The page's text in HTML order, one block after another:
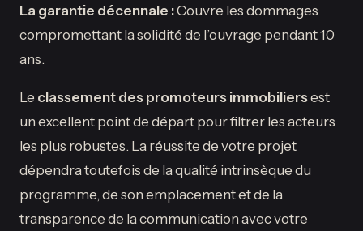
La garantie décennale :Couvre les dommages
compromettant la solidité de l’ouvrage pendant 10
ans.
Le classement des promoteurs immobiliersest
un excellent point de départ pour filtrer les acteurs
les plus robustes. La réussite de votre projet
dépendra toutefois de la qualité intrinsèque du
programme, de son emplacement et de la
transparence de la communication avec votre